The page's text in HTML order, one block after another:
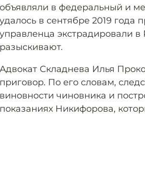
объявляли в федеральный и
удалось в сентябре 2019 года
управленца экстрадировали
разыскивают.
Адвокат Складнева Илья
приговор. По его словам,
виновности чиновника и
показаниях Никифорова,